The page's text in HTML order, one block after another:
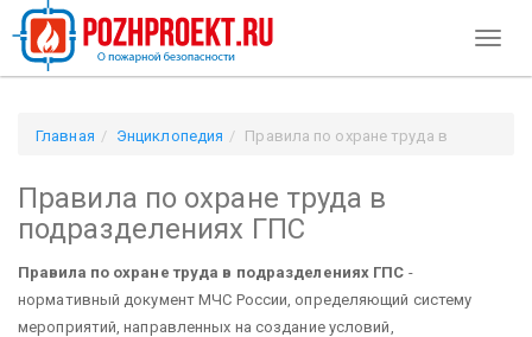
Главная Энциклопедия
Правила по охране труда в
Правила по охране труда в
подразделениях ГПС
Правила по охране труда в подразделениях ГПС -
нормативный документ МЧС России, определяющий систему
мероприятий, направленных на создание условий,